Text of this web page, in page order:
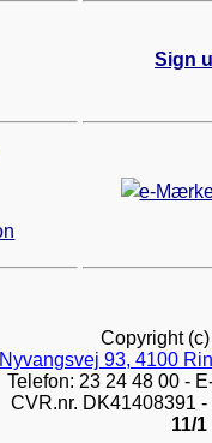
Sign
Copyright
Nyvangsvej 93, 4100
Telefon: 23 24 48 00 -
CVR.nr. DK41408391
11/1